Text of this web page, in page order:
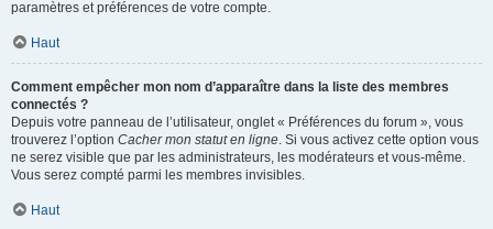
paramètres et préférences de votre compte.
Haut
Comment empêcher mon nom d’apparaître dans la liste des membres
connectés ?
Depuis votre panneau de l’utilisateur, onglet « Préférences du forum », vous
trouverez l’option Cacher mon statut en ligne. Si vous activez cette option vous
ne serez visible que par les administrateurs, les modérateurs et vous-même.
Vous serez compté parmi les membres invisibles.
Haut